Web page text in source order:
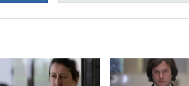
გადახედვა